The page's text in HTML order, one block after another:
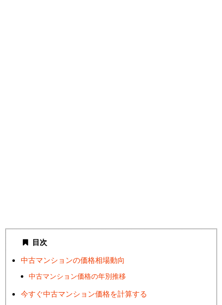
目次
中古マンションの価格相場動向
中古マンション価格の年別推移
今すぐ中古マンション価格を計算する